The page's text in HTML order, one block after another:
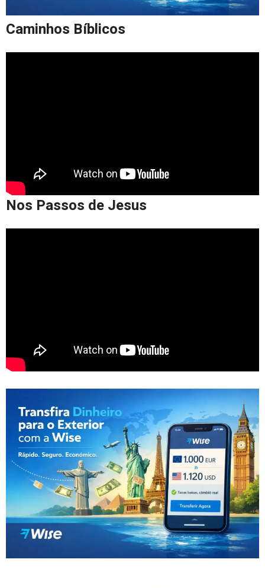
Caminhos Bíblicos
Nos Passos de Jesus